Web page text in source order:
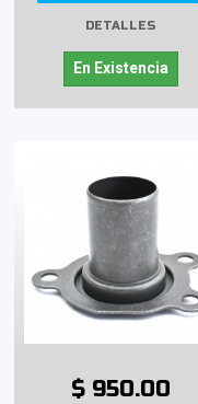
DETALLES
En Existencia
$ 950.00